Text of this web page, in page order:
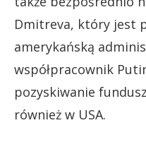
Dmitreva, który jest
amerykańską
współpracownik
pozyskiwanie
również w USA.